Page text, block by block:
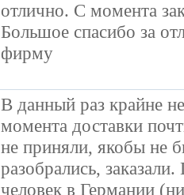
отлично. С момента
Большое спасибо за
фирму
В данный раз крайне
момента доставки
не приняли, якобы не
разобрались,
человек в Германии